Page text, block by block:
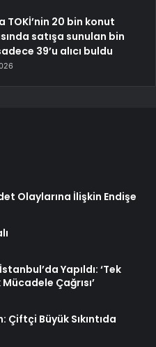
TOKİ’nin 20 bin konut
satışa sunulan bin
39’u alıcı buldu
Olaylarına İlişkin Endişe
Yapıldı: ‘Tek
Çağrısı’
Büyük Sıkıntıda